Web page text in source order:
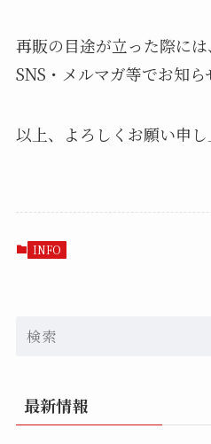
再販の目途が立った際には
SNS・メルマガ等でお知ら
以上、よろしくお願い申し
INFO
最新情報